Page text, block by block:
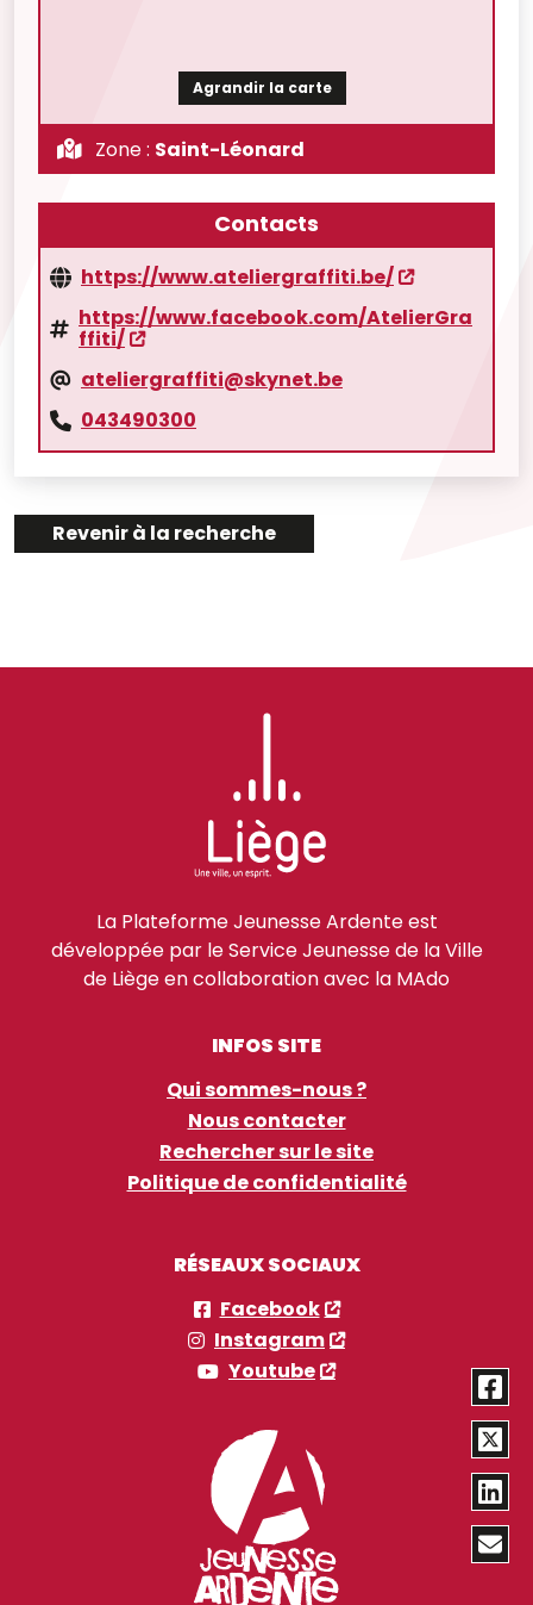
Agrandir la carte
Zone : Saint-Léonard
Contacts
https://www.ateliergraffiti.be/
https://www.facebook.com/AtelierGra
ffiti/
ateliergraffiti@skynet.be
043490300
Revenir à la recherche
La Plateforme Jeunesse Ardente est
développée par le Service Jeunesse de la Ville
de Liège en collaboration avec la MAdo
INFOS SITE
Qui sommes-nous ?
Nous contacter
Rechercher sur le site
Politique de confidentialité
RÉSEAUX SOCIAUX
Facebook
Instagram
Youtube